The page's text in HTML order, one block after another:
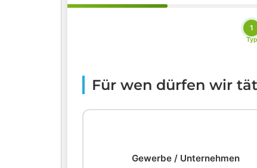
1
Typ
Für wen dürfen wir
Gewerbe / Unternehmen